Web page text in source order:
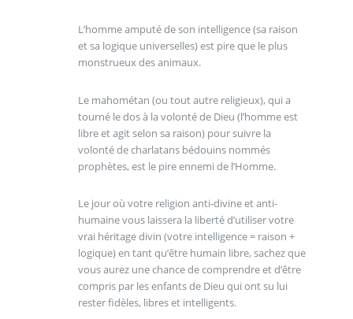
L’homme amputé de son intelligence (sa raison
et sa logique universelles) est pire que le plus
monstrueux des animaux.
Le mahométan (ou tout autre religieux), qui a
tourné le dos à la volonté de Dieu (l’homme est
libre et agit selon sa raison) pour suivre la
volonté de charlatans bédouins nommés
prophètes, est le pire ennemi de l’Homme.
Le jour où votre religion anti-divine et anti-
humaine vous laissera la liberté d’utiliser votre
vrai héritage divin (votre intelligence = raison +
logique) en tant qu’être humain libre, sachez que
vous aurez une chance de comprendre et d’être
compris par les enfants de Dieu qui ont su lui
rester fidèles, libres et intelligents.